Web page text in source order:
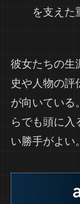
を支えた
彼女たちの生
史や人物の評
が向いている
らでも頭に入
い勝手がよい。